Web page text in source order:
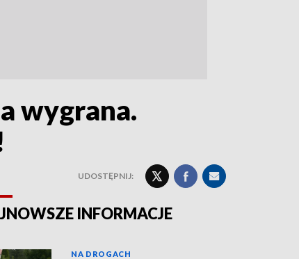
wygrana.
UDOSTĘPNIJ:
INFORMACJE
NA DROGACH